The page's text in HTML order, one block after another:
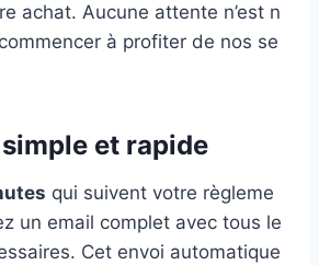
achat. Aucune attente n’est n
à profiter de nos se
et rapide
qui suivent votre règleme
un email complet avec tous le
Cet envoi automatique